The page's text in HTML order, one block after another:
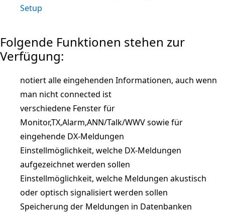
Setup
Folgende Funktionen stehen zur
Verfügung:
notiert alle eingehenden Informationen, auch wenn
man nicht connected ist
verschiedene Fenster für
Monitor,TX,Alarm,ANN/Talk/WWV sowie für
eingehende DX-Meldungen
Einstellmöglichkeit, welche DX-Meldungen
aufgezeichnet werden sollen
Einstellmöglichkeit, welche Meldungen akustisch
oder optisch signalisiert werden sollen
Speicherung der Meldungen in Datenbanken